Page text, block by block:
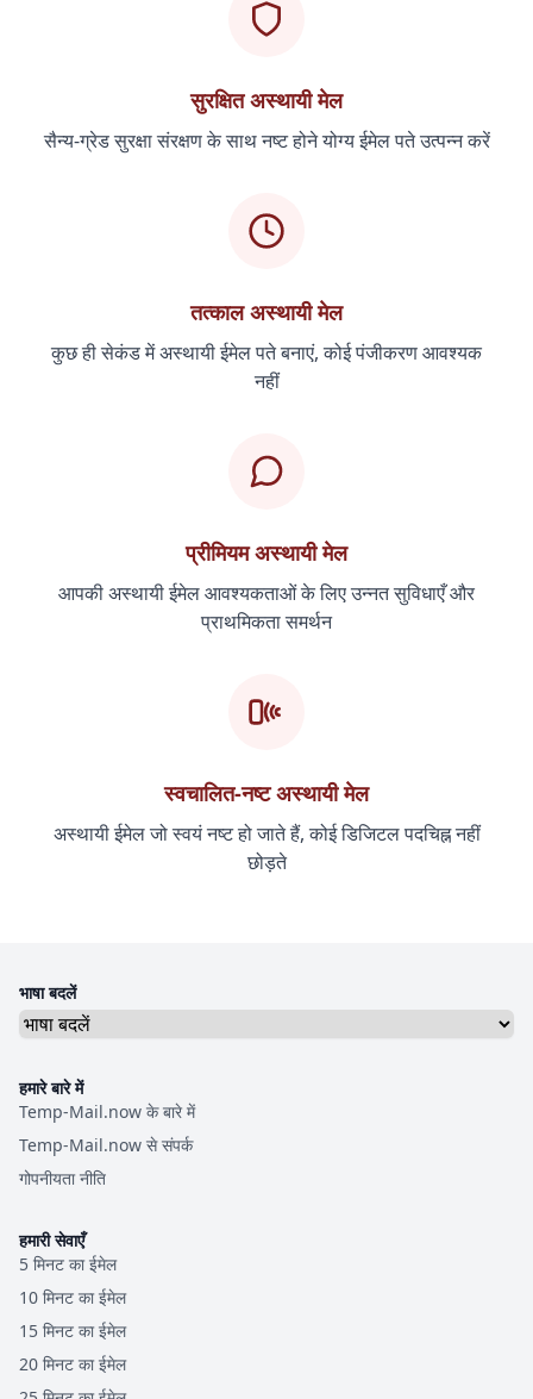
सुरक्षित अस्थायी मेल
सैन्य-ग्रेड सुरक्षा संरक्षण के साथ नष्ट होने योग्य ईमेल पते उत्पन्न करें
तत्काल अस्थायी मेल
कुछ ही सेकंड में अस्थायी ईमेल पते बनाएं, कोई पंजीकरण आवश्यक
नहीं
प्रीमियम अस्थायी मेल
आपकी अस्थायी ईमेल आवश्यकताओं के लिए उन्नत सुविधाएँ और
प्राथमिकता समर्थन
स्वचालित-नष्ट अस्थायी मेल
अस्थायी ईमेल जो स्वयं नष्ट हो जाते हैं, कोई डिजिटल पदचिह्न नहीं
छोड़ते
भाषा बदलें
हमारे बारे में
Temp-Mail.now के बारे में
Temp-Mail.now से संपर्क
गोपनीयता नीति
हमारी सेवाएँ
5 मिनट का ईमेल
10 मिनट का ईमेल
15 मिनट का ईमेल
20 मिनट का ईमेल